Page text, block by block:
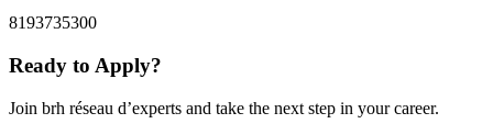
8193735300
Ready to Apply?
Join brh réseau d’experts and take the next step in your career.